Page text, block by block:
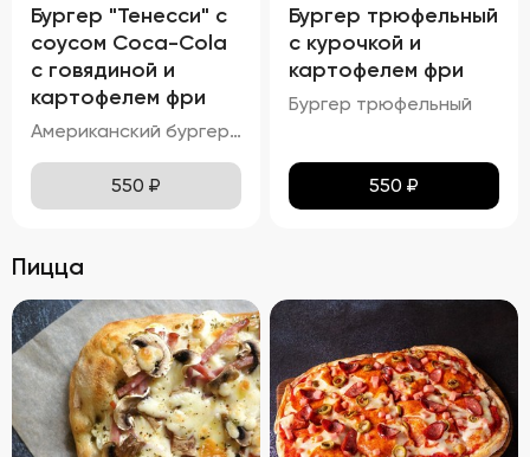
Бургер "Тенесси" с
соусом Coca-Cola
с говядиной и
картофелем фри
Американский бургер с соусом COCA-COLA
550 ₽
Бургер трюфельный
с курочкой и
картофелем фри
Бургер трюфельный
550 ₽
Пицца